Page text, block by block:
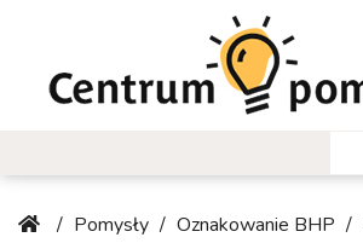
/ Pomysły / Oznakowanie BHP /